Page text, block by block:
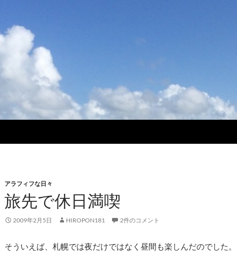
アラフィフな日々
旅先で休日満喫
2009年2月5日 HIROPON181 2件のコメント
そういえば、札幌では夜だけではなく昼間も楽しんだのでした。